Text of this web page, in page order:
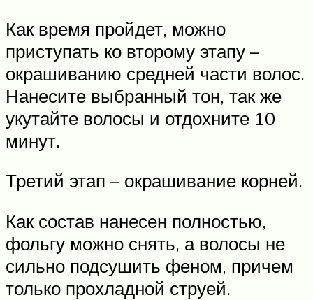
Как время пройдет, можно
приступать ко второму этапу –
окрашиванию средней части волос.
Нанесите выбранный тон, так же
укутайте волосы и отдохните 10
минут.
Третий этап – окрашивание корней.
Как состав нанесен полностью,
фольгу можно снять, а волосы не
сильно подсушить феном, причем
только прохладной струей.